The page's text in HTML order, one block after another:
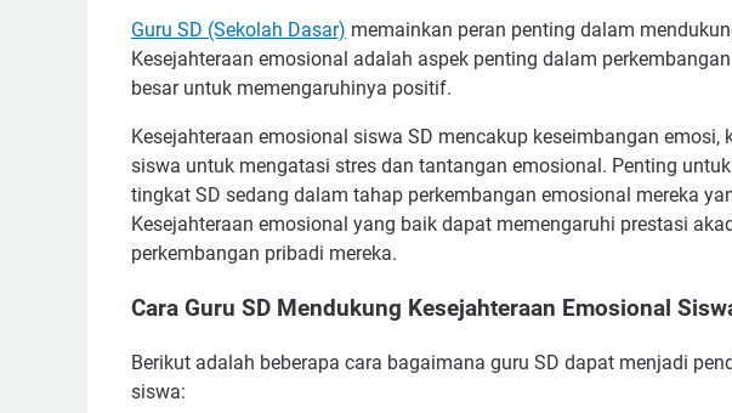
Guru SD (Sekolah Dasar) memainkan peran penting dalam
Kesejahteraan emosional adalah aspek penting dalam
besar untuk memengaruhinya positif.
Kesejahteraan emosional siswa SD mencakup keseimbangan emosi,
siswa untuk mengatasi stres dan tantangan emosional. Penting
tingkat SD sedang dalam tahap perkembangan emosional mereka
Kesejahteraan emosional yang baik dapat memengaruhi prestasi
perkembangan pribadi mereka.
Cara Guru SD Mendukung Kesejahteraan Emosional
Berikut adalah beberapa cara bagaimana guru SD dapat menjadi
siswa: